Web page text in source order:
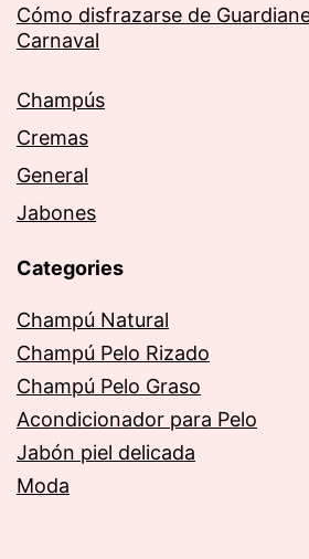
Cómo disfrazarse de
Carnaval
Champús
Cremas
General
Jabones
Categories
Champú Natural
Champú Pelo Rizado
Champú Pelo Graso
Acondicionador para Pelo
Jabón piel delicada
Moda